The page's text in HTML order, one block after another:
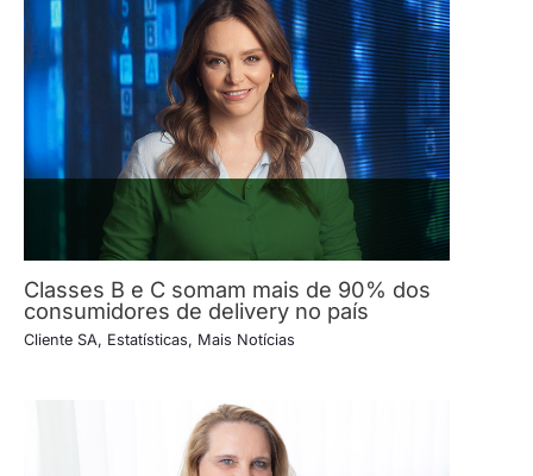
Classes B e C somam mais de 90% dos
consumidores de delivery no país
Cliente SA, Estatísticas, Mais Notícias